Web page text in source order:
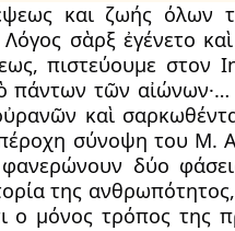
και ζωής όλων
σὰρξ ἐγένετο
πιστεύουμε στον
πάντων τῶν
καὶ
σύνοψη του Μ.
δύο
της
ο μόνος τρόπος της